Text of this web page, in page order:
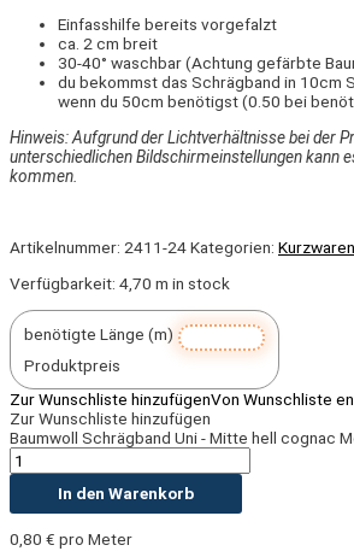
Einfasshilfe bereits vorgefalzt
ca. 2 cm breit
30-40° waschbar (Achtung gefärbte
du bekommst das Schrägband in 10cm
wenn du 50cm benötigst (0.50 bei
Hinweis: Aufgrund der Lichtverhältnisse bei der
unterschiedlichen Bildschirmeinstellungen kann
kommen.
Artikelnummer: 2411-24Kategorien: Kurzwaren
Verfügbarkeit: 4,70 m in stock
benötigte Länge (m)
Produktpreis
Zur Wunschliste hinzufügenVon Wunschliste
Zur Wunschliste hinzufügen
Baumwoll Schrägband Uni - Mitte hell cognac
In den Warenkorb
0,80 € pro Meter